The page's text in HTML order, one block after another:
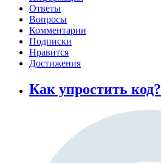
Ответы
Вопросы
Комментарии
Подписки
Нравится
Достижения
Как упростить код?